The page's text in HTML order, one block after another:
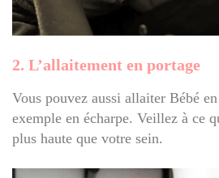
2. L’allaitement en portage
Vous pouvez aussi allaiter Bébé
exemple en écharpe. Veillez à ce
plus haute que votre sein.